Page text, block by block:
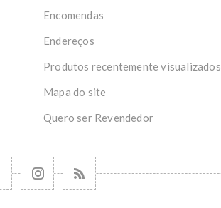
Encomendas
Endereços
Produtos recentemente visualizados
Mapa do site
Quero ser Revendedor